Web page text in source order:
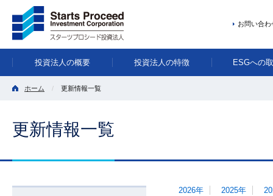
お問い合わ
投資法人の概要 投資法人の特徴 ESGへの
ホーム 更新情報一覧
更新情報一覧
2026年 2025年